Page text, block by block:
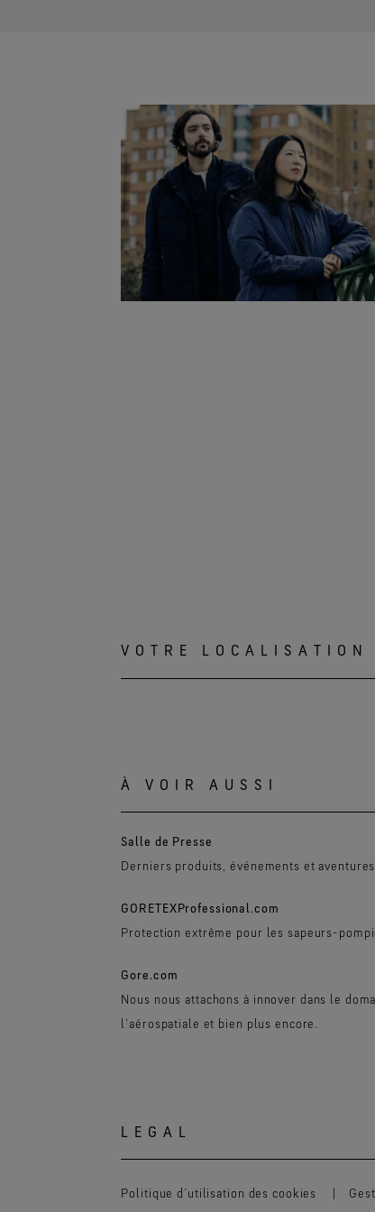
VOTRE LOCALISATION
À VOIR AUSSI
Salle de Presse
Derniers produits, événements et aventures
GORETEXProfessional.com
Protection extrême pour les sapeurs-
Gore.com
Nous nous attachons à innover dans le
l’aérospatiale et bien plus encore.
LEGAL
Politique d’utilisation des cookies